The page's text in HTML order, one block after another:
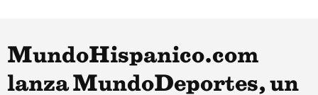
MundoHispanico.com
lanza MundoDeportes, un